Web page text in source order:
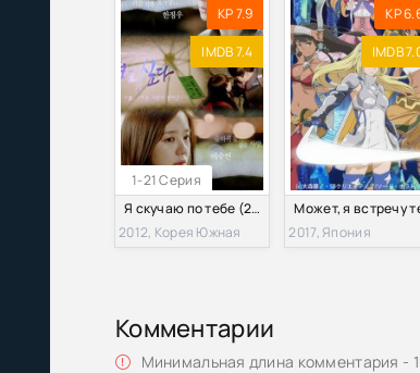
1-21 Серия
KP 7.9
IMDB 7.4
Я скучаю по тебе (2012)
2012, Корея Южная
KP
IMDB
2017, Япония
Комментарии
Минимальная длина комментария -